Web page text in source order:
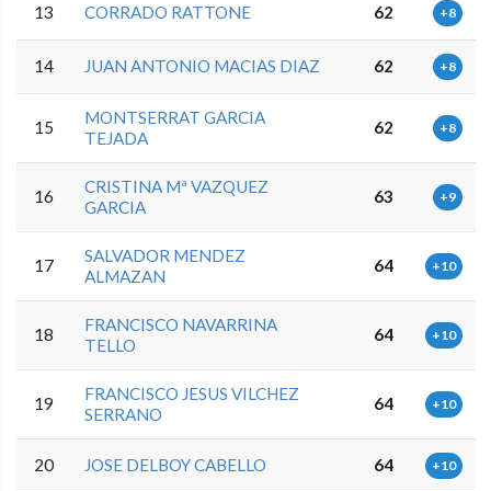
13 CORRADO RATTONE 62 +8
14 JUAN ANTONIO MACIAS DIAZ 62 +8
15
MONTSERRAT GARCIA
TEJADA
62 +8
16
CRISTINA Mª VAZQUEZ
GARCIA
63 +9
17
SALVADOR MENDEZ
ALMAZAN
64 +10
18
FRANCISCO NAVARRINA
TELLO
64 +10
19
FRANCISCO JESUS VILCHEZ
SERRANO
64 +10
20 JOSE DELBOY CABELLO 64 +10